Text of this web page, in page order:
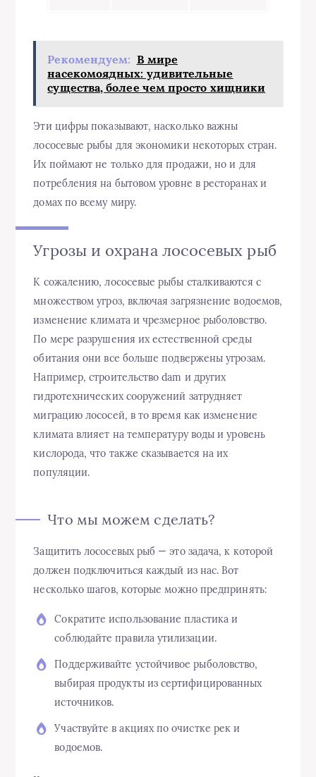
Рекомендуем: В мире
насекомоядных: удивительные
существа, более чем просто хищники
Эти цифры показывают, насколько важны
лососевые рыбы для экономики некоторых стран.
Их поймают не только для продажи, но и для
потребления на бытовом уровне в ресторанах и
домах по всему миру.
Угрозы и охрана лососевых рыб
К сожалению, лососевые рыбы сталкиваются с
множеством угроз, включая загрязнение водоемов,
изменение климата и чрезмерное рыболовство.
По мере разрушения их естественной среды
обитания они все больше подвержены угрозам.
Например, строительство dam и других
гидротехнических сооружений затрудняет
миграцию лососей, в то время как изменение
климата влияет на температуру воды и уровень
кислорода, что также сказывается на их
популяции.
Что мы можем сделать?
Защитить лососевых рыб — это задача, к которой
должен подключиться каждый из нас. Вот
несколько шагов, которые можно предпринять:
Сократите использование пластика и
соблюдайте правила утилизации.
Поддерживайте устойчивое рыболовство,
выбирая продукты из сертифицированных
источников.
Участвуйте в акциях по очистке рек и
водоемов.